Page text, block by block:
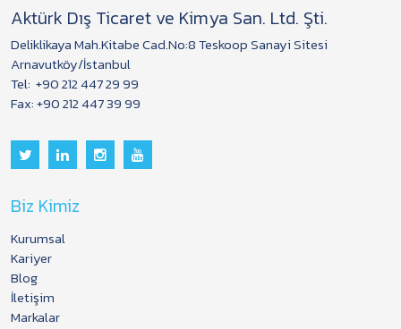
Aktürk Dış Ticaret ve Kimya San. Ltd. Şti.
Deliklikaya Mah.Kitabe Cad.No:8 Teskoop Sanayi Sitesi
Arnavutköy/İstanbul
Tel: +90 212 447 29 99
Fax: +90 212 447 39 99
Biz Kimiz
Kurumsal
Kariyer
Blog
İletişim
Markalar